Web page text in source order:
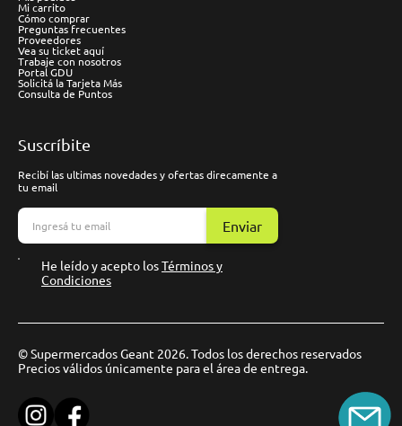
Mi carrito
Cómo comprar
Preguntas frecuentes
Proveedores
Vea su ticket aquí
Trabaje con nosotros
Portal GDU
Solicitá la Tarjeta Más
Consulta de Puntos
Suscríbite
Recibí las ultimas novedades y ofertas direcamente a
tu email
Enviar
He leído y acepto losTérminos y
Condiciones
© Supermercados Geant 2026. Todos los derechos reservados
Precios válidos únicamente para el área de entrega.